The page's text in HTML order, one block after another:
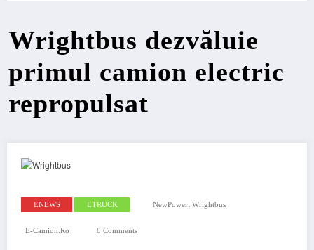
Wrightbus dezvăluie
primul camion electric
repropulsat
ENEWS ETRUCK NewPower, Wrightbus
E-Camion.ro 0 Comments